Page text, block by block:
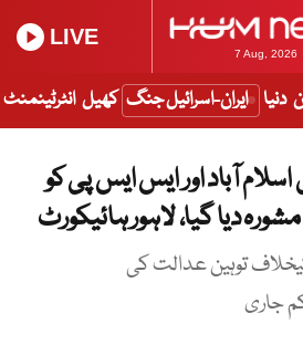
7 Aug, 2026
LIVE
دنیا ایران-اسرائیل جنگ کھیل انٹرٹینمنٹ
آباد اور ایس ایس پی کو
دیا گیا، لاہور ہائیکورٹ
توہین عدالت کی
جاری